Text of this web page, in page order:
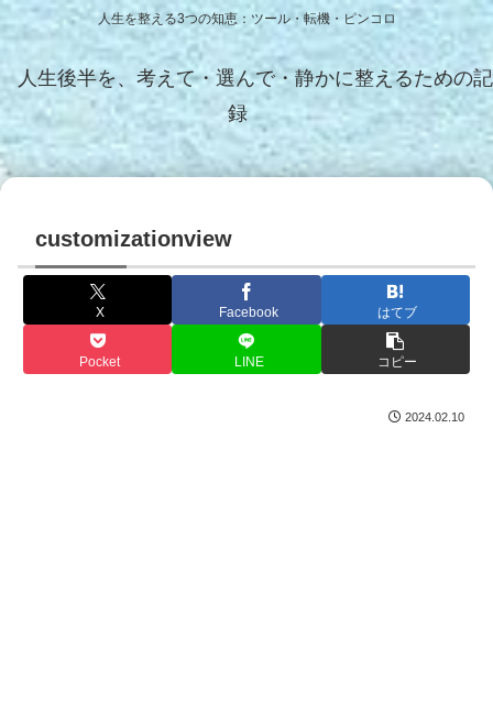
人生を整える3つの知恵：ツール・転機・ピンコロ
人生後半を、考えて・選んで・静かに整えるための記
録
customizationview
X Facebook はてブ
Pocket LINE コピー
2024.02.10